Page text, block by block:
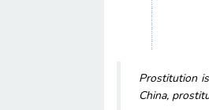
Prostitution
China,